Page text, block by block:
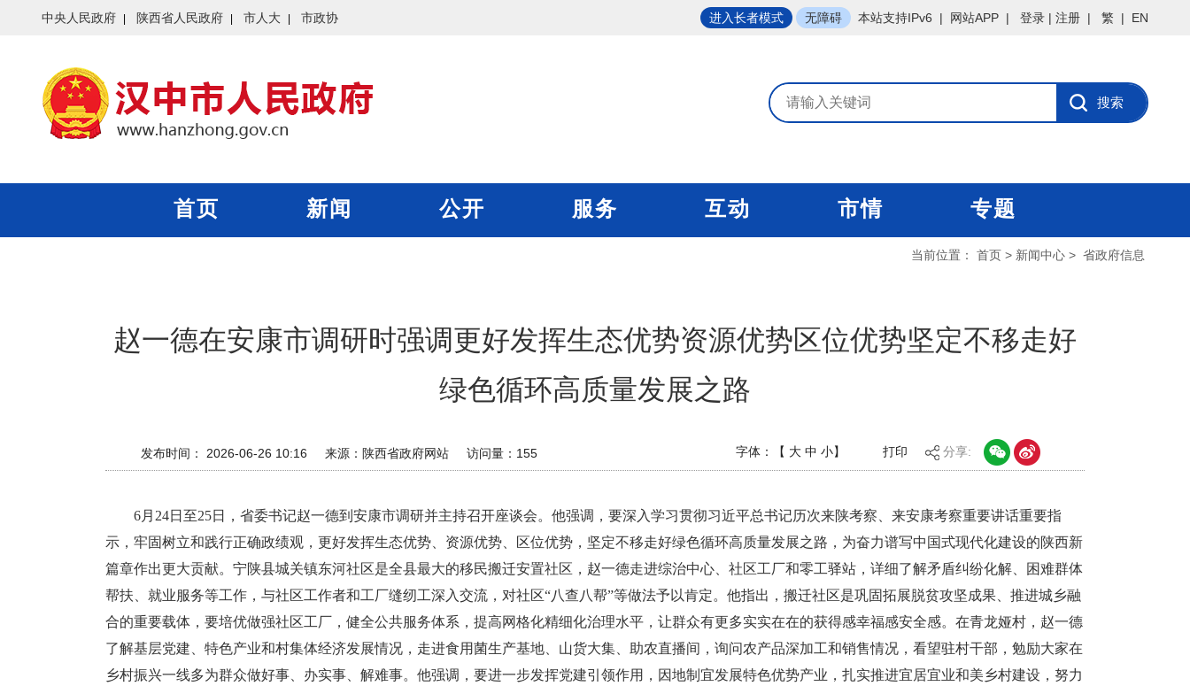
中央人民政府 陕西省人民政府 市人大 市政协 进入长者模式 无障碍 本站支持IPv6 | 网站APP | 登录 | 注册 | 繁 | EN
首页 新闻 公开 服务 互动 市情 专题
当前位置： 首页 > 新闻中心 > 省政府信息
赵一德在安康市调研时强调更好发挥生态优势资源优势区位优势坚定不移走好
绿色循环高质量发展之路
发布时间： 2026-06-26 10:16 来源： 陕西省政府网站 访问量： 155 字体：【 大 中 小】 打印 分享:
6月24日至25日，省委书记赵一德到安康市调研并主持召开座谈会。他强调，要深入学习贯彻习近平总书记历次来陕考察、来安康考察重要讲话重要指
示，牢固树立和践行正确政绩观，更好发挥生态优势、资源优势、区位优势，坚定不移走好绿色循环高质量发展之路，为奋力谱写中国式现代化建设的陕西新
篇章作出更大贡献。宁陕县城关镇东河社区是全县最大的移民搬迁安置社区，赵一德走进综治中心、社区工厂和零工驿站，详细了解矛盾纠纷化解、困难群体
帮扶、就业服务等工作，与社区工作者和工厂缝纫工深入交流，对社区“八查八帮”等做法予以肯定。他指出，搬迁社区是巩固拓展脱贫攻坚成果、推进城乡融
合的重要载体，要培优做强社区工厂，健全公共服务体系，提高网格化精细化治理水平，让群众有更多实实在在的获得感幸福感安全感。在青龙娅村，赵一德
了解基层党建、特色产业和村集体经济发展情况，走进食用菌生产基地、山货大集、助农直播间，询问农产品深加工和销售情况，看望驻村干部，勉励大家在
乡村振兴一线多为群众做好事、办实事、解难事。他强调，要进一步发挥党建引领作用，因地制宜发展特色优势产业，扎实推进宜居宜业和美乡村建设，努力